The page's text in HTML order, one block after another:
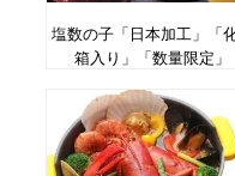
塩数の子「日本加工」「
箱入り」「数量限定」